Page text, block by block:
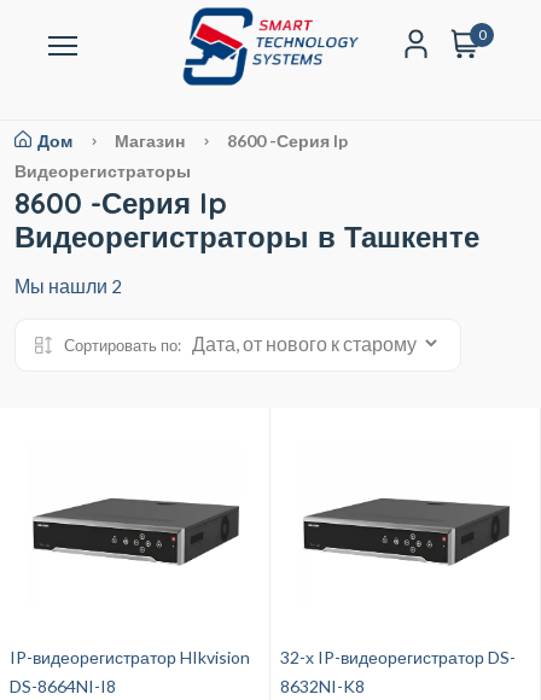
0
Дом Магазин
8600 -Серия Ip
Видеорегистраторы
8600 -Серия Ip
Видеорегистраторы в Ташкенте
Мы нашли 2
Сортировать по:
IP-видеорегистратор HIkvision
DS-8664NI-I8
32-х IP-видеорегистратор DS-
8632NI-K8